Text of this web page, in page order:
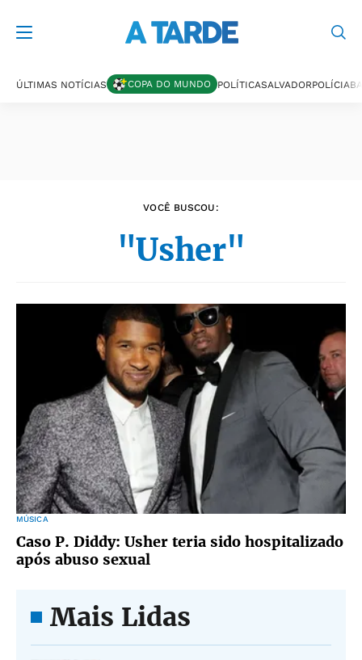
ÚLTIMAS NOTÍCIAS COPA DO MUNDO POLÍTICASALVADORPOLÍCIA
VOCÊ BUSCOU:
"Usher"
MÚSICA
Caso P. Diddy: Usher teria sido hospitalizado
após abuso sexual
Mais Lidas